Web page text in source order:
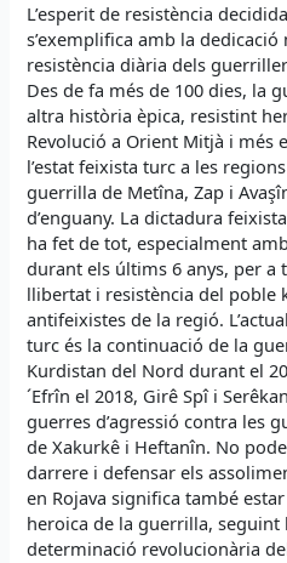
L’esperit de resistència
s’exemplifica amb la
resistència diària dels
Des de fa més de 100 dies, la
altra història èpica, resistint
Revolució a Orient Mitjà i més
l’estat feixista turc a les
guerrilla de Metîna, Zap i
d’enguany. La dictadura
ha fet de tot, especialment
durant els últims 6 anys, per a
llibertat i resistència del poble
antifeixistes de la regió.
turc és la continuació de la
Kurdistan del Nord durant el
´Efrîn el 2018, Girê Spî i
guerres d’agressió contra les
de Xakurkê i Heftanîn. No
darrere i defensar els
en Rojava significa també
heroica de la guerrilla, seguint
determinació revolucionària